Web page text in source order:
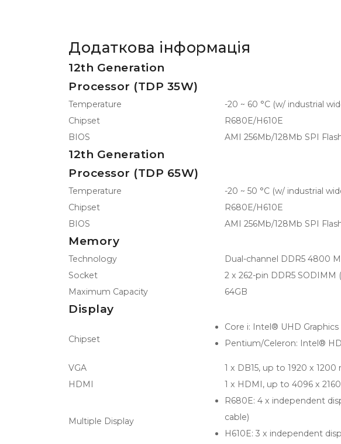
Додаткова інформація
12th Generation
Processor (TDP 35W)
Temperature
-20 ~ 60 °C (w/ industrial
Chipset
R680E/H610E
BIOS
AMI 256Mb/128Mb SPI
12th Generation
Processor (TDP 65W)
Temperature
-20 ~ 50 °C (w/ industrial
Chipset
R680E/H610E
BIOS
AMI 256Mb/128Mb SPI
Memory
Technology
Dual-channel DDR5 4800
Socket
2 x 262-pin DDR5
Maximum Capacity
64GB
Display
Chipset
Core i: Intel® UHD Graphics
Pentium/Celeron: Intel®
VGA
1 x DB15, up to 1920 x
HDMI
1 x HDMI, up to 4096 x
Multiple Display
R680E: 4 x independent
cable)
H610E: 3 x independent